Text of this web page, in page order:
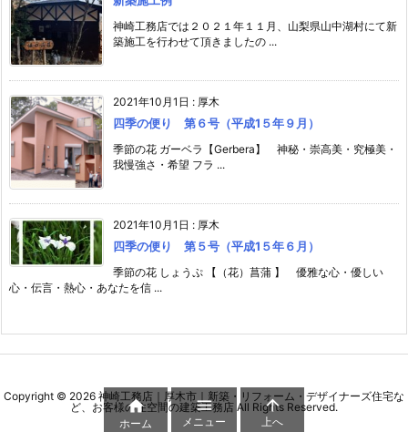
神崎工務店では２０２１年１１月、山梨県山中湖村にて新
築施工を行わせて頂きましたの ...
2021年10月1日 : 厚木
四季の便り 第６号（平成1５年９月）
季節の花 ガーベラ【Gerbera】 神秘・崇高美・究極美・
我慢強さ・希望 フラ ...
2021年10月1日 : 厚木
四季の便り 第５号（平成1５年６月）
季節の花 しょうぷ 【（花）菖蒲 】 優雅な心・優しい
心・伝言・熱心・あなたを信 ...
Copyright © 2026 神崎工務店｜厚木市｜新築・リフォーム・デザイナーズ住宅な
ど、お客様の住空間の建築工務店 All Rights Reserved.

ホーム

メニュー

上へ